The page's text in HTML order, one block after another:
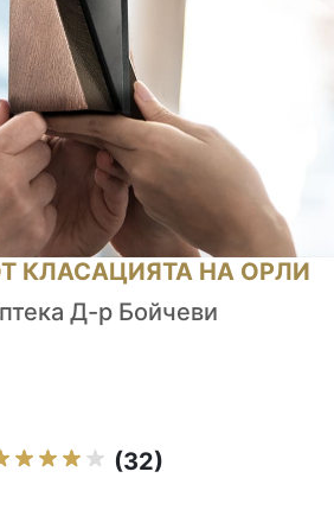
КЛАСАЦИЯТА НА ОРЛИ
Д-р Бойчеви
(32)